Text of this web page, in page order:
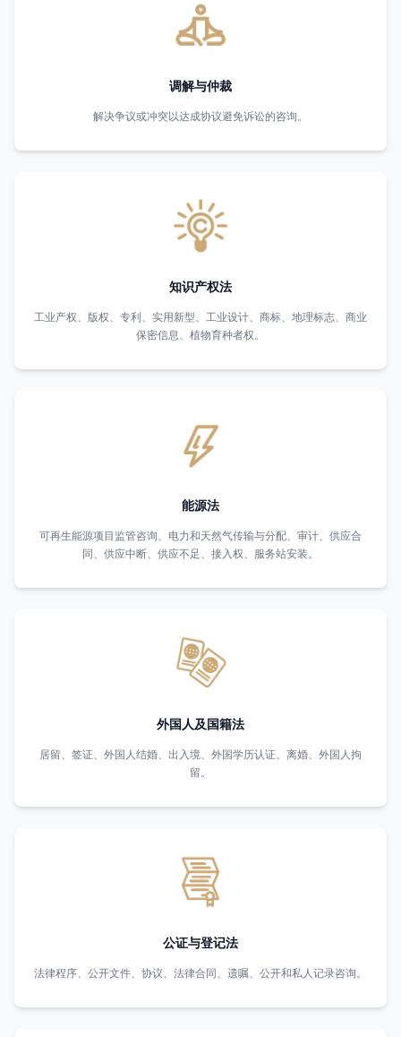
调解与仲裁
解决争议或冲突以达成协议避免诉讼的咨询。
知识产权法
工业产权、版权、专利、实用新型、工业设计、商标、地理标志、商业
保密信息、植物育种者权。
能源法
可再生能源项目监管咨询、电力和天然气传输与分配、审计、供应合
同、供应中断、供应不足、接入权、服务站安装。
外国人及国籍法
居留、签证、外国人结婚、出入境、外国学历认证、离婚、外国人拘
留。
公证与登记法
法律程序、公开文件、协议、法律合同、遗嘱、公开和私人记录咨询。